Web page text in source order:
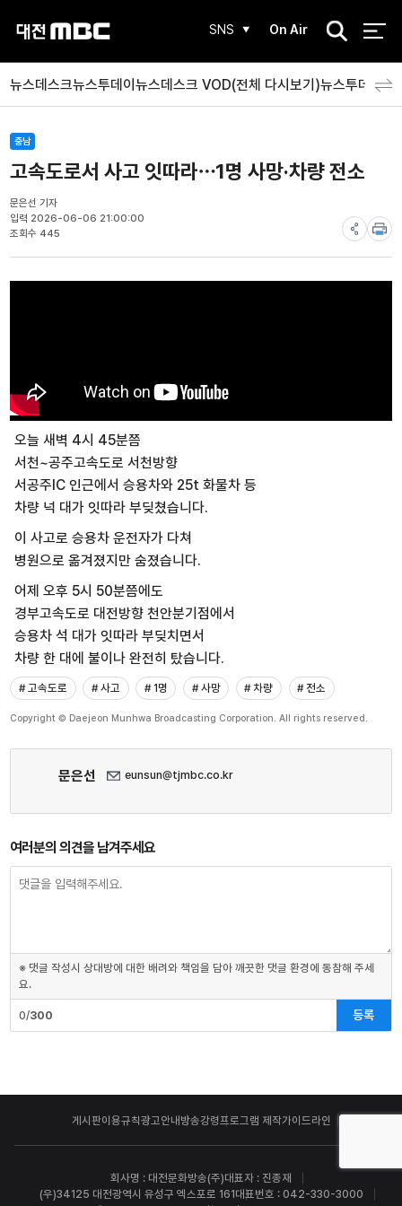
SNS On Air
검
뉴스데스크뉴스투데이뉴스데스크 VOD(전체 다시보기)뉴스투데이
충남
고속도로서 사고 잇따라⋯1명 사망·차량 전소
문은선 기자
입력 2026-06-06 21:00:00
조회수 445
오늘 새벽 4시 45분쯤
서천~공주고속도로 서천방향
서공주IC 인근에서 승용차와 25t 화물차 등
차량 넉 대가 잇따라 부딪쳤습니다.
이 사고로 승용차 운전자가 다쳐
병원으로 옮겨졌지만 숨졌습니다.
어제 오후 5시 50분쯤에도
경부고속도로 대전방향 천안분기점에서
승용차 석 대가 잇따라 부딪치면서
차량 한 대에 불이나 완전히 탔습니다.
# 고속도로 # 사고 # 1명 # 사망 # 차량 # 전소
Copyright © Daejeon Munhwa Broadcasting Corporation. All rights reserved.
문은선 eunsun@tjmbc.co.kr
여러분의 의견을 남겨주세요
※ 댓글 작성시 상대방에 대한 배려와 책임을 담아 깨끗한 댓글 환경에 동참해 주세
요.
0/300 등록
게시판이용규칙광고안내방송강령 프로그램 제작가이드라인
회사명 : 대전문화방송(주)대표자 : 진종재
(우)34125 대전광역시 유성구 엑스포로 161대표번호 : 042-330-3000